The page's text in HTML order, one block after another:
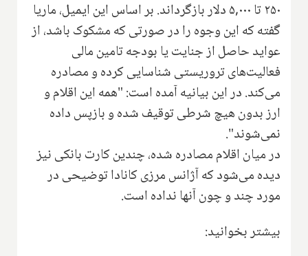
۲۵۰ تا ۵,۰۰۰ دلار بازگرداند. بر اساس این ایمیل، ماریا
گفته که این وجوه را در صورتی که مشکوک باشد، از
عواید حاصل از جنایت یا بودجه تامین مالی
فعالیت‌های تروریستی شناسایی کرده و مصادره
می‌کند. در این بیانیه آمده است: "همه این اقلام و
ارز بدون هیچ شرطی توقیف شده و بازپس داده
نمی‌شوند".
در میان اقلام مصادره شده، چندین کارت بانکی نیز
دیده می‌شود که آژانس مرزی کانادا توضیحی در
مورد چند و چون آنها نداده است.
بیشتر بخوانید: